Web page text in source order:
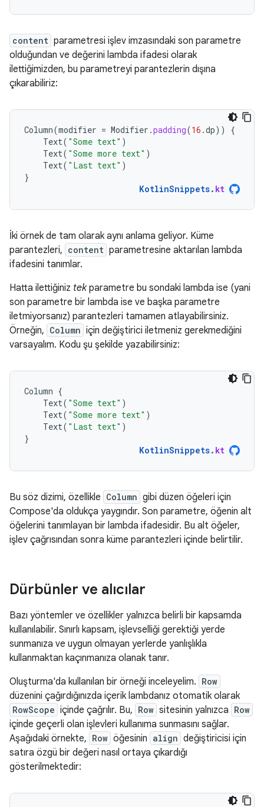
content parametresi işlev imzasındaki son parametre
olduğundan ve değerini lambda ifadesi olarak
ilettiğimizden, bu parametreyi parantezlerin dışına
çıkarabiliriz:
Column(modifier = Modifier .padding(16.dp))
{
Text( "Some text" )
Text( "Some more text" )
Text( "Last text" )
}
KotlinSnippets. kt
İki örnek de tam olarak aynı anlama geliyor. Küme
parantezleri, content parametresine aktarılan lambda
ifadesini tanımlar.
Hatta ilettiğiniz tekparametre bu sondaki lambda ise (yani
son parametre bir lambda ise ve başka parametre
iletmiyorsanız) parantezleri tamamen atlayabilirsiniz.
Örneğin, Column için değiştirici iletmeniz gerekmediğini
varsayalım. Kodu şu şekilde yazabilirsiniz:
Column {
Text( "Some text" )
Text( "Some more text" )
Text( "Last text" )
}
KotlinSnippets. kt
Bu söz dizimi, özellikle Column gibi düzen öğeleri için
Compose'da oldukça yaygındır. Son parametre, öğenin alt
öğelerini tanımlayan bir lambda ifadesidir. Bu alt öğeler,
işlev çağrısından sonra küme parantezleri içinde belirtilir.
Dürbünler ve alıcılar
Bazı yöntemler ve özellikler yalnızca belirli bir kapsamda
kullanılabilir. Sınırlı kapsam, işlevselliği gerektiği yerde
sunmanıza ve uygun olmayan yerlerde yanlışlıkla
kullanmaktan kaçınmanıza olanak tanır.
Oluşturma'da kullanılan bir örneği inceleyelim. Row
düzenini çağırdığınızda içerik lambdanız otomatik olarak
RowScope içinde çağrılır. Bu, Row sitesinin yalnızca Row
içinde geçerli olan işlevleri kullanıma sunmasını sağlar.
Aşağıdaki örnekte, Row öğesinin align değiştiricisi için
satıra özgü bir değeri nasıl ortaya çıkardığı
gösterilmektedir: